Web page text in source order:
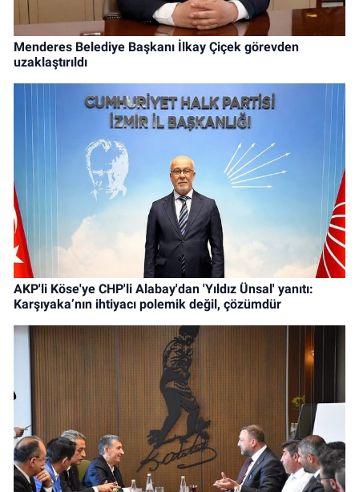
Menderes Belediye Başkanı İlkay Çiçek görevden
uzaklaştırıldı
AKP'li Köse'ye CHP'li Alabay'dan 'Yıldız Ünsal' yanıtı:
Karşıyaka’nın ihtiyacı polemik değil, çözümdür